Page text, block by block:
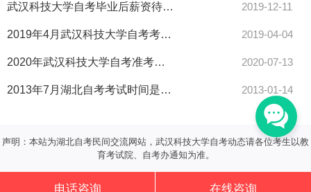
武汉科技大学自考毕业后薪资待遇怎样？ 2019-12-11
2019年4月武汉科技大学自考考场查询及考场通知单打印流程 2019-04-04
2020年武汉科技大学自考准考证打印注意事项 2020-07-13
2013年7月湖北自考考试时间是什么时候 2013-01-14
声明：本站为湖北自考民间交流网站，武汉科技大学自考动态请各位考生以教
育考试院、自考办通知为准。
电话咨询 在线咨询